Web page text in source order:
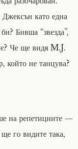
като една
Бивша “звезда”,
Че ще видя M.J.
който не танцува?
на репетициите —
го видите така,